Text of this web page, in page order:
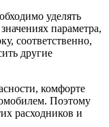
уделять
параметра,
соответственно,
другие
комфорте
Поэтому
расходников и